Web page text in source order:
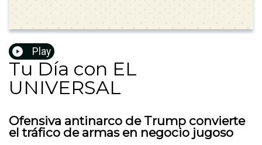
Play
Tu Día con EL
UNIVERSAL
Ofensiva antinarco de Trump convierte
el tráfico de armas en negocio jugoso